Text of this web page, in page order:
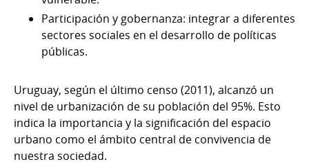
Participación y gobernanza: integrar a diferentes
sectores sociales en el desarrollo de políticas
públicas.
Uruguay, según el último censo (2011), alcanzó un
nivel de urbanización de su población del 95%. Esto
indica la importancia y la significación del espacio
urbano como el ámbito central de convivencia de
nuestra sociedad.